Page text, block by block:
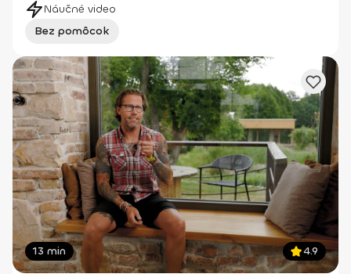
Náučné video
Bez pomôcok
13 min 4.9